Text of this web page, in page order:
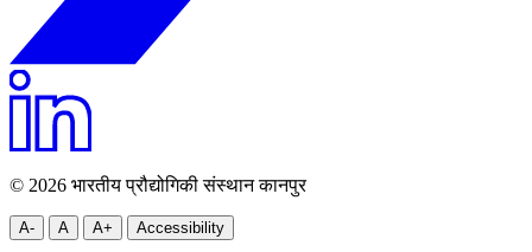
© 2026 भारतीय प्रौद्योगिकी संस्थान कानपुर
A- A A+ Accessibility